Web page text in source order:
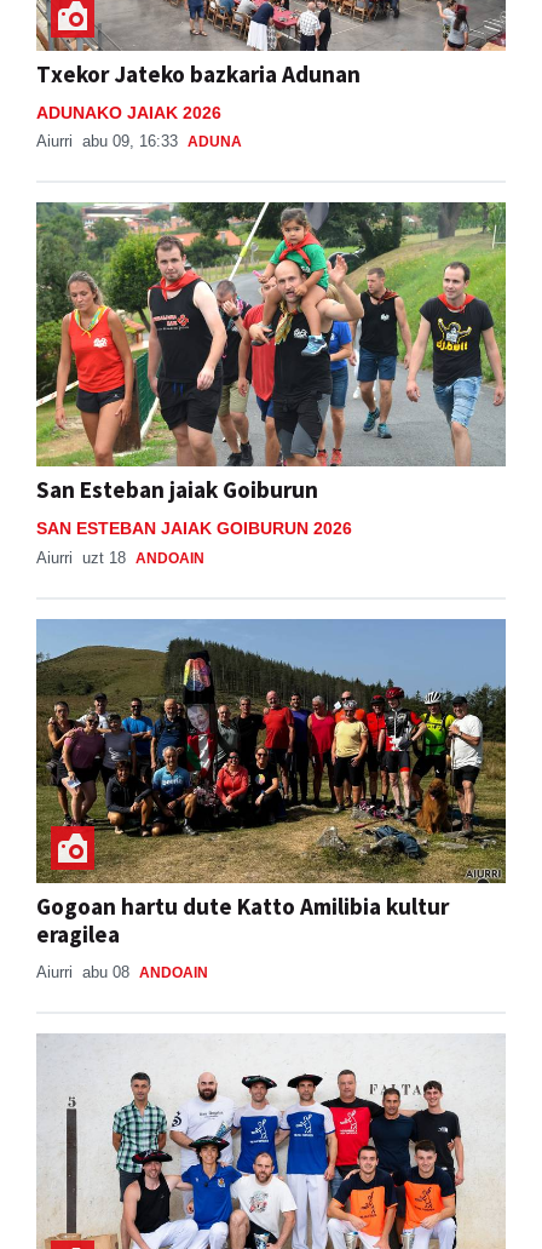
Txekor Jateko bazkaria Adunan
ADUNAKO JAIAK 2026
Aiurri abu 09, 16:33 ADUNA
San Esteban jaiak Goiburun
SAN ESTEBAN JAIAK GOIBURUN 2026
Aiurri uzt 18 ANDOAIN
Gogoan hartu dute Katto Amilibia kultur
eragilea
Aiurri abu 08 ANDOAIN